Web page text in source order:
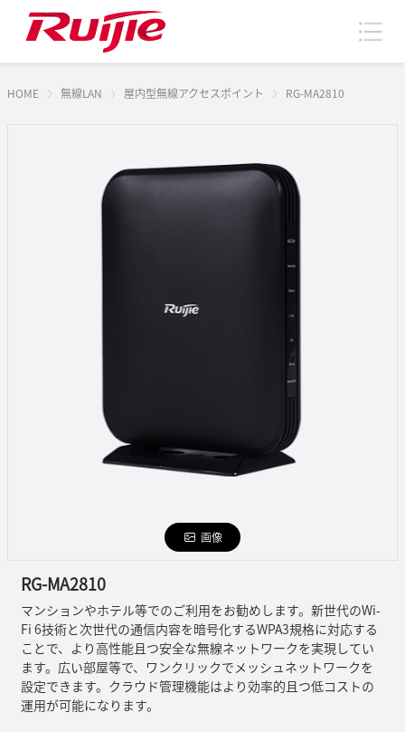
HOME 無線LAN 屋内型無線アクセスポイント RG-MA2810
画像
RG-MA2810
マンションやホテル等でのご利用をお勧めします。新世代のWi-
Fi 6技術と次世代の通信内容を暗号化するWPA3規格に対応する
ことで、より高性能且つ安全な無線ネットワークを実現してい
ます。広い部屋等で、ワンクリックでメッシュネットワークを
設定できます。クラウド管理機能はより効率的且つ低コストの
運用が可能になります。